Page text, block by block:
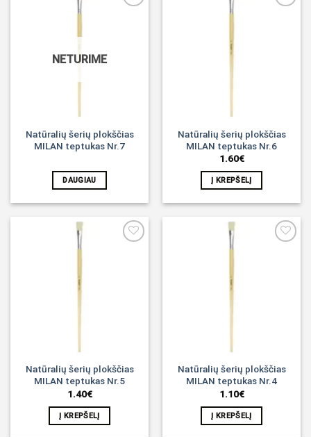
NETURIME
Natūralių šerių plokščias
MILAN teptukas Nr.7
DAUGIAU
Natūralių šerių plokščias
MILAN teptukas Nr.6
1.60€
Į KREPŠELĮ
Natūralių šerių plokščias
MILAN teptukas Nr.5
1.40€
Į KREPŠELĮ
Natūralių šerių plokščias
MILAN teptukas Nr.4
1.10€
Į KREPŠELĮ